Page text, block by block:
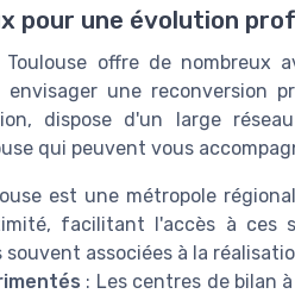
pour une évolution
offre de nombreux
une reconversion
dispose d'un large
qui peuvent vous
est une métropole
facilitant l'accès à ces
associées à la
: Les centres de bilan